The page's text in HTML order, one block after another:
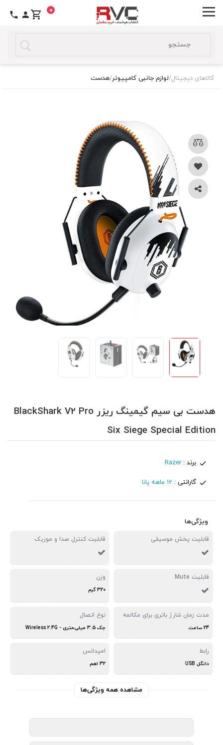
0
کالاهای دیجیتال/لوازم جانبی کامپیوتر/هدست
هدست بی سیم گیمینگ ریزر BlackShark V2 Pro
Six Siege Special Edition
برند :Razer
گارانتی : 12 ماهه پانا
ویژگی‌ها
قابلیت پخش موسیقی قابلیت کنترل صدا و موزیک
قابلیت Mute وزن
320 گرم
مدت زمان شارژ باتری برای مکالمه
24 ساعت
نوع اتصال
جک 3.5 میلی‌متری - Wireless 2.4G
رابط
دانگل USB
امپدانس
32 اهم
مشاهده همه ویژگی‌ها